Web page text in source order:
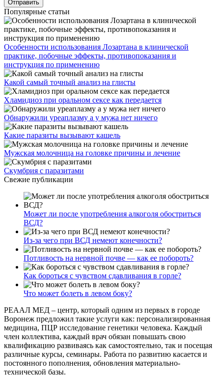
Популярные статьи
Особенности использования Лозартана в клинической
практике, побочные эффекты, противопоказания и
инструкция по применению
Какой самый точный анализ на глисты
Хламидиоз при оральном сексе как передается
Обнаружили уреаплазму а у мужа нет ничего
Какие паразиты вызывают кашель
Мужская молочница на головке причины и лечение
Скумбрия с паразитами
Свежие публикации
Может ли после употребления алкоголя обостриться
ВСД?
Из-за чего при ВСД немеют конечности?
Потливость на нервной почве — как ее побороть?
Как бороться с чувством сдавливания в горле?
Что может болеть в левом боку?
РЕААЛ МЕД – центр, который одним из первых в городе
Воронеж предложил такие услуги как: персонализированная
медицина, ПЦР исследование генетики человека. Каждый
член коллектива, каждый врач обязан повышать свою
квалификацию развиваясь как самостоятельно, так и посещая
различные курсы, семинары. Работа по развитию касается и
постоянного пополнения, обновления материально-
технической базы.